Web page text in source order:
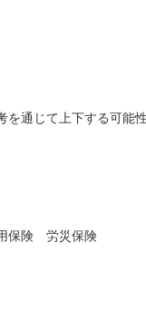
通じて上下する可能性
保険 労災保険